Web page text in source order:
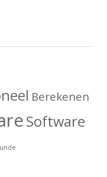
Berekenen
Software